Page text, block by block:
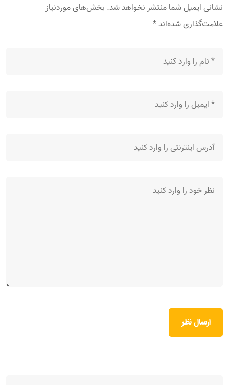
نشانی ایمیل شما منتشر نخواهد شد. بخش‌های موردنیاز
علامت‌گذاری شده‌اند*